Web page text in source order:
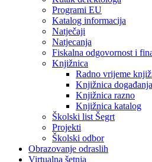
Programi EU
Katalog informacija
Natječaji
Natjecanja
Fiskalna odgovornost i
Knjižnica
Radno vrijeme
Knjižnica događanja
Knjižnica razno
Knjižnica katalog
Školski list Šegrt
Projekti
Školski odbor
Obrazovanje odraslih
Virtualna šetnja